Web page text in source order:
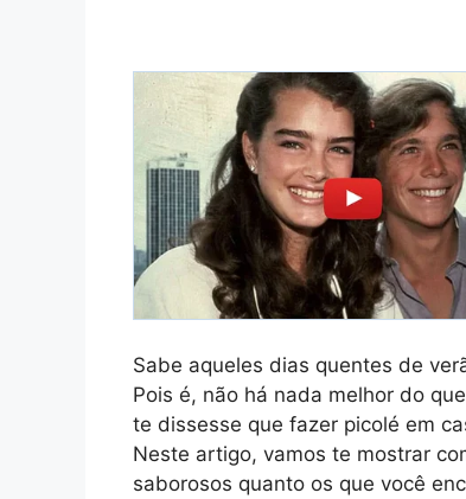
Sabe aqueles dias quentes de
Pois é, não há nada melhor do
te dissesse que fazer picolé em
Neste artigo, vamos te mostrar
saborosos quanto os que você